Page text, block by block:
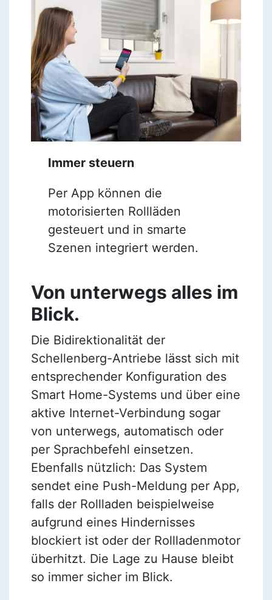
Immer steuern
Per App können die
motorisierten Rollläden
gesteuert und in smarte
Szenen integriert werden.
Von unterwegs alles im
Blick.
Die Bidirektionalität der
Schellenberg-Antriebe lässt sich mit
entsprechender Konfiguration des
Smart Home-Systems und über eine
aktive Internet-Verbindung sogar
von unterwegs, automatisch oder
per Sprachbefehl einsetzen.
Ebenfalls nützlich: Das System
sendet eine Push-Meldung per App,
falls der Rollladen beispielweise
aufgrund eines Hindernisses
blockiert ist oder der Rollladenmotor
überhitzt. Die Lage zu Hause bleibt
so immer sicher im Blick.